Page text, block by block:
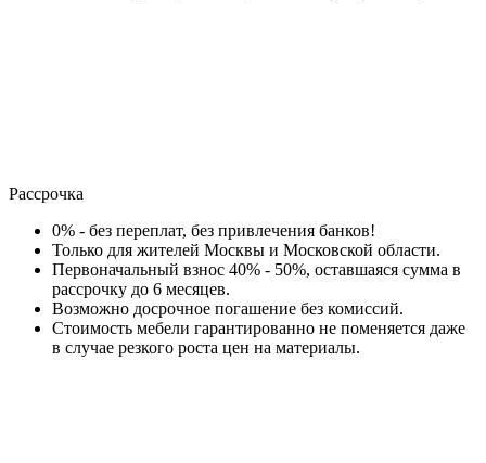
Рассрочка
0% - без переплат, без привлечения банков!
Только для жителей Москвы и Московской области.
Первоначальный взнос 40% - 50%, оставшаяся сумма в
рассрочку до 6 месяцев.
Возможно досрочное погашение без комиссий.
Стоимость мебели гарантированно не поменяется даже
в случае резкого роста цен на материалы.